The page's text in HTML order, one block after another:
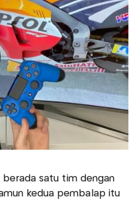
berada satu tim dengan
kedua pembalap itu